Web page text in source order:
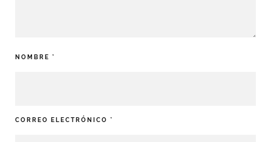
NOMBRE *
CORREO ELECTRÓNICO *